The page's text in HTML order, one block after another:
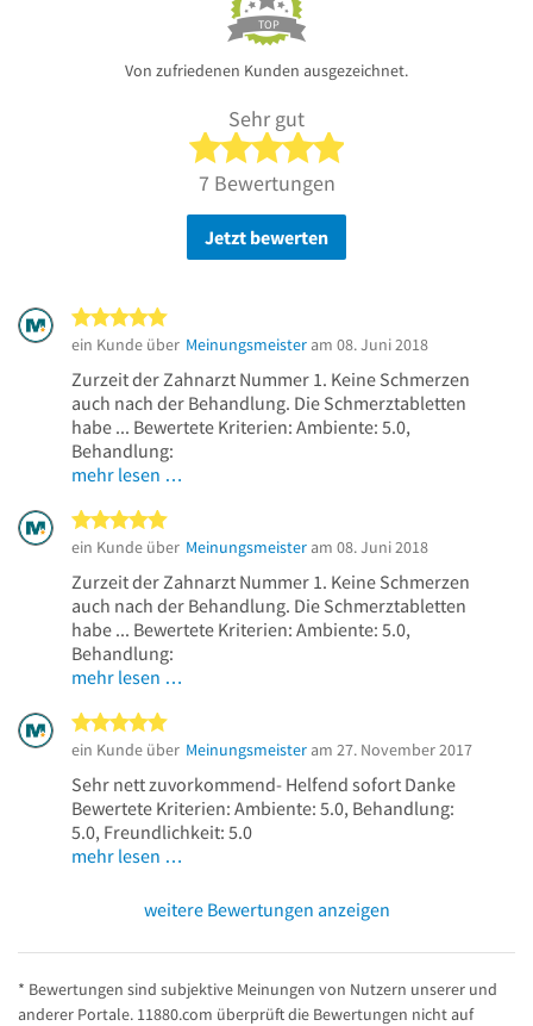
TOP
Von zufriedenen Kunden ausgezeichnet.
Sehr gut
5 von 5 Sternen
7 Bewertungen
Jetzt bewerten
ein Kunde über Meinungsmeister am 08. Juni 2018
Zurzeit der Zahnarzt Nummer 1. Keine Schmerzen
auch nach der Behandlung. Die Schmerztabletten
habe ... Bewertete Kriterien: Ambiente: 5.0,
Behandlung:
mehr lesen …
ein Kunde über Meinungsmeister am 08. Juni 2018
Zurzeit der Zahnarzt Nummer 1. Keine Schmerzen
auch nach der Behandlung. Die Schmerztabletten
habe ... Bewertete Kriterien: Ambiente: 5.0,
Behandlung:
mehr lesen …
ein Kunde über Meinungsmeister am 27. November 2017
Sehr nett zuvorkommend- Helfend sofort Danke
Bewertete Kriterien: Ambiente: 5.0, Behandlung:
5.0, Freundlichkeit: 5.0
mehr lesen …
weitere Bewertungen anzeigen
* Bewertungen sind subjektive Meinungen von Nutzern unserer und
anderer Portale. 11880.com überprüft die Bewertungen nicht auf